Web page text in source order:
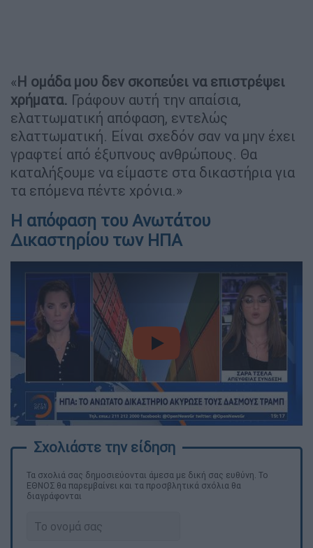
«Η ομάδα μου δεν σκοπεύει να επιστρέψει
χρήματα. Γράφουν αυτή την απαίσια,
ελαττωματική απόφαση, εντελώς
ελαττωματική. Είναι σχεδόν σαν να μην έχει
γραφτεί από έξυπνους ανθρώπους. Θα
καταλήξουμε να είμαστε στα δικαστήρια για
τα επόμενα πέντε χρόνια.»
Η απόφαση του Ανωτάτου
Δικαστηρίου των ΗΠΑ
video
Τα σχολιά σας δημοσιεύονται άμεσα με δική σας ευθύνη. Το
ΕΘΝΟΣ θα παρεμβαίνει και τα προσβλητικά σχόλια θα
διαγράφονται